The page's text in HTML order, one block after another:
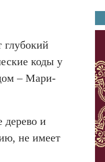
глубокий
коды у
– Мари-
дерево и
не имеет